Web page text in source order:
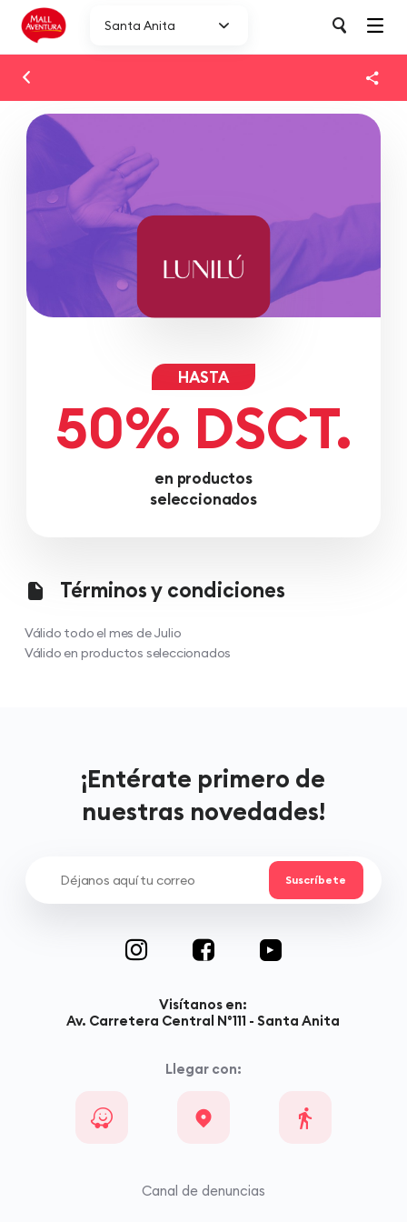
Santa Anita
HASTA
50% DSCT.
en productos
seleccionados
Términos y condiciones
Válido todo el mes de Julio
Válido en productos seleccionados
¡Entérate primero de
nuestras novedades!
Visítanos en:
Av. Carretera Central N°111 - Santa Anita
Llegar con:
Canal de denuncias